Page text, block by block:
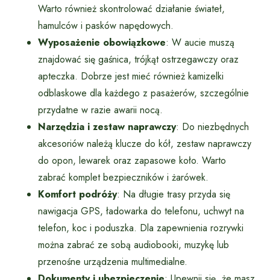
Warto również skontrolować działanie świateł,
hamulców i pasków napędowych.
Wyposażenie obowiązkowe: W aucie muszą
znajdować się gaśnica, trójkąt ostrzegawczy oraz
apteczka. Dobrze jest mieć również kamizelki
odblaskowe dla każdego z pasażerów, szczególnie
przydatne w razie awarii nocą.
Narzędzia i zestaw naprawczy: Do niezbędnych
akcesoriów należą klucze do kół, zestaw naprawczy
do opon, lewarek oraz zapasowe koło. Warto
zabrać komplet bezpieczników i żarówek.
Komfort podróży: Na długie trasy przyda się
nawigacja GPS, ładowarka do telefonu, uchwyt na
telefon, koc i poduszka. Dla zapewnienia rozrywki
można zabrać ze sobą audiobooki, muzykę lub
przenośne urządzenia multimedialne.